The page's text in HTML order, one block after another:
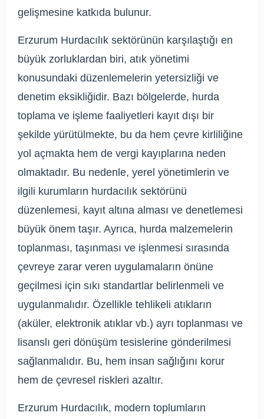
gelişmesine katkıda bulunur.
Erzurum Hurdacılık sektörünün karşılaştığı en
büyük zorluklardan biri, atık yönetimi
konusundaki düzenlemelerin yetersizliği ve
denetim eksikliğidir. Bazı bölgelerde, hurda
toplama ve işleme faaliyetleri kayıt dışı bir
şekilde yürütülmekte, bu da hem çevre kirliliğine
yol açmakta hem de vergi kayıplarına neden
olmaktadır. Bu nedenle, yerel yönetimlerin ve
ilgili kurumların hurdacılık sektörünü
düzenlemesi, kayıt altına alması ve denetlemesi
büyük önem taşır. Ayrıca, hurda malzemelerin
toplanması, taşınması ve işlenmesi sırasında
çevreye zarar veren uygulamaların önüne
geçilmesi için sıkı standartlar belirlenmeli ve
uygulanmalıdır. Özellikle tehlikeli atıkların
(aküler, elektronik atıklar vb.) ayrı toplanması ve
lisanslı geri dönüşüm tesislerine gönderilmesi
sağlanmalıdır. Bu, hem insan sağlığını korur
hem de çevresel riskleri azaltır.
Erzurum Hurdacılık, modern toplumların